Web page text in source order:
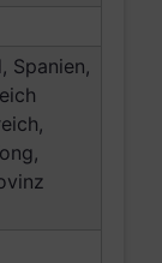
Spanien,